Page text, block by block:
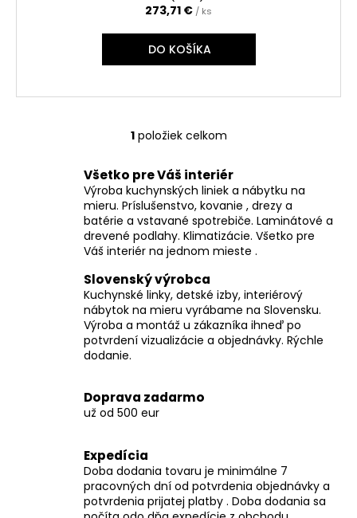
273,71 € / ks
DO KOŠÍKA
O
l
á
d
a
c
e
p
r
v
v
ý
u
1položiek celkom
Všetko pre Váš interiér
Výroba kuchynských liniek a nábytku na
mieru. Príslušenstvo, kovanie , drezy a
batérie a vstavané spotrebiče. Laminátové a
drevené podlahy. Klimatizácie. Všetko pre
Váš interiér na jednom mieste .
Slovenský výrobca
Kuchynské linky, detské izby, interiérový
nábytok na mieru vyrábame na Slovensku.
Výroba a montáž u zákazníka ihneď po
potvrdení vizualizácie a objednávky. Rýchle
dodanie.
Doprava zadarmo
už od 500 eur
Expedícia
Doba dodania tovaru je minimálne 7
pracovných dní od potvrdenia objednávky a
potvrdenia prijatej platby . Doba dodania sa